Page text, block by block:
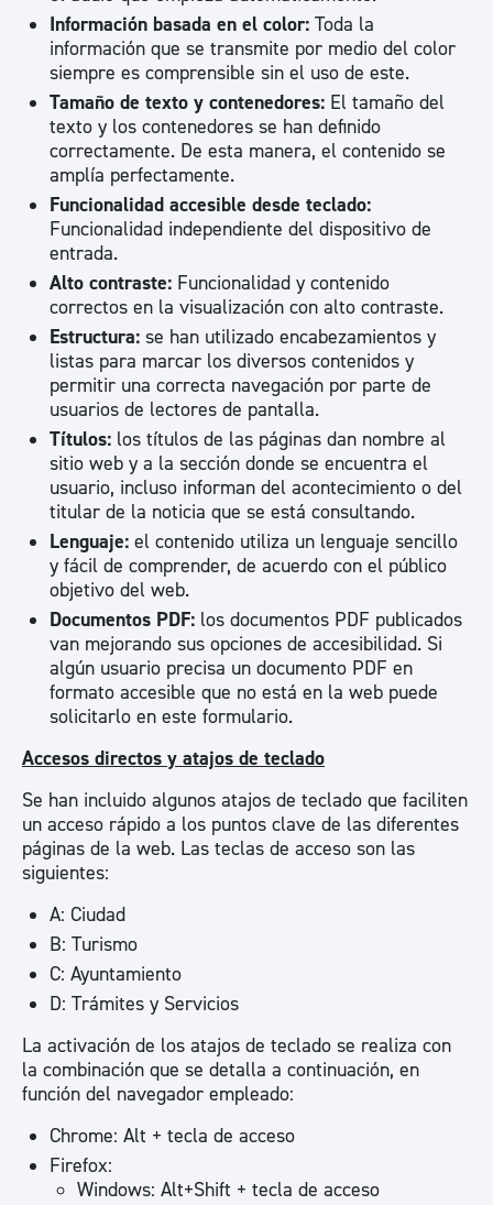
Información basada en el color: Toda la
información que se transmite por medio del color
siempre es comprensible sin el uso de este.
Tamaño de texto y contenedores: El tamaño del
texto y los contenedores se han definido
correctamente. De esta manera, el contenido se
amplía perfectamente.
Funcionalidad accesible desde teclado:
Funcionalidad independiente del dispositivo de
entrada.
Alto contraste: Funcionalidad y contenido
correctos en la visualización con alto contraste.
Estructura: se han utilizado encabezamientos y
listas para marcar los diversos contenidos y
permitir una correcta navegación por parte de
usuarios de lectores de pantalla.
Títulos: los títulos de las páginas dan nombre al
sitio web y a la sección donde se encuentra el
usuario, incluso informan del acontecimiento o del
titular de la noticia que se está consultando.
Lenguaje: el contenido utiliza un lenguaje sencillo
y fácil de comprender, de acuerdo con el público
objetivo del web.
Documentos PDF: los documentos PDF publicados
van mejorando sus opciones de accesibilidad. Si
algún usuario precisa un documento PDF en
formato accesible que no está en la web puede
solicitarlo en este formulario.
Accesos directos y atajos de teclado
Se han incluido algunos atajos de teclado que faciliten
un acceso rápido a los puntos clave de las diferentes
páginas de la web. Las teclas de acceso son las
siguientes:
A: Ciudad
B: Turismo
C: Ayuntamiento
D: Trámites y Servicios
La activación de los atajos de teclado se realiza con
la combinación que se detalla a continuación, en
función del navegador empleado:
Chrome: Alt + tecla de acceso
Firefox:
Windows: Alt+Shift + tecla de acceso